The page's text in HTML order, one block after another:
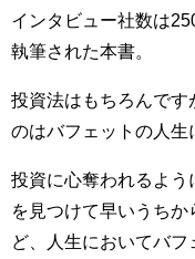
インタビュー社数は
執筆された本書。
投資法はもちろんです
のはバフェットの人生
投資に心奪われるよう
を見つけて早いうち
ど、人生においてバ